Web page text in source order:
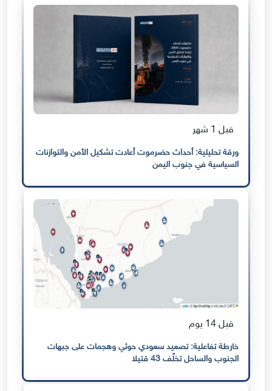
قبل 1 شهر
ورقة تحليلية: أحداث حضرموت أعادت تشكيل الأمن والتوازنات
السياسية في جنوب اليمن
قبل 14 يوم
خارطة تفاعلية: تصعيد سعودي حوثي وهجمات على جبهات
الجنوب والساحل تخلّف 43 قتيلا